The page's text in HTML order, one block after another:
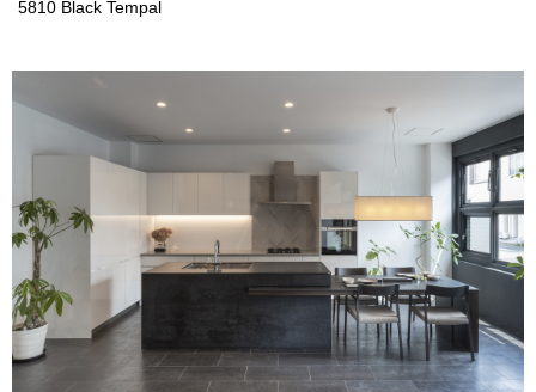
5810 Black Tempal